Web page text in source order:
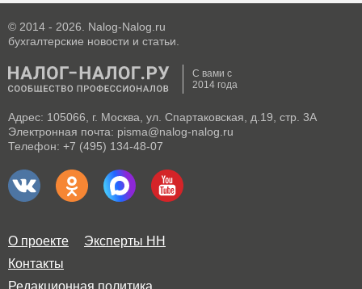
© 2014 - 2026. Nalog-Nalog.ru
бухгалтерские новости и статьи.
С вами с
2014 года
Адрес: 105066, г. Москва, ул. Спартаковская, д.19, стр. 3А
Электронная почта: pisma@nalog-nalog.ru
Телефон: +7 (495) 134-48-07
О проекте
Эксперты НН
Контакты
Редакционная политика